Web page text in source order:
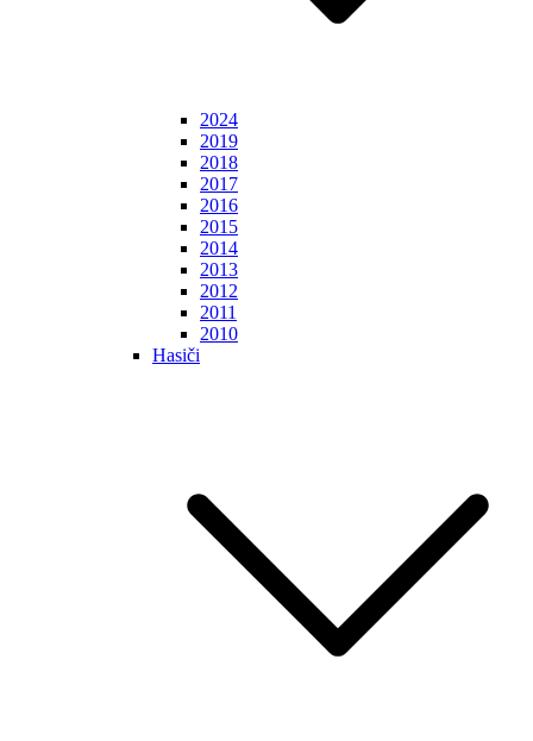
2024
2019
2018
2017
2016
2015
2014
2013
2012
2011
2010
Hasiči